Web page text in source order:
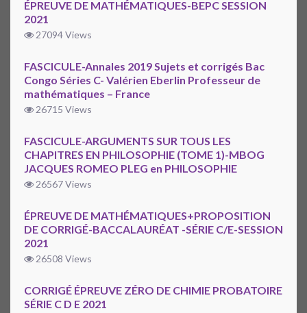
ÉPREUVE DE MATHÉMATIQUES-BEPC SESSION
2021
27094 Views
FASCICULE-Annales 2019 Sujets et corrigés Bac
Congo Séries C- Valérien Eberlin Professeur de
mathématiques – France
26715 Views
FASCICULE-ARGUMENTS SUR TOUS LES
CHAPITRES EN PHILOSOPHIE (TOME 1)-MBOG
JACQUES ROMEO PLEG en PHILOSOPHIE
26567 Views
ÉPREUVE DE MATHÉMATIQUES+PROPOSITION
DE CORRIGÉ-BACCALAURÉAT -SÉRIE C/E-SESSION
2021
26508 Views
CORRIGÉ ÉPREUVE ZÉRO DE CHIMIE PROBATOIRE
SÉRIE C D E 2021